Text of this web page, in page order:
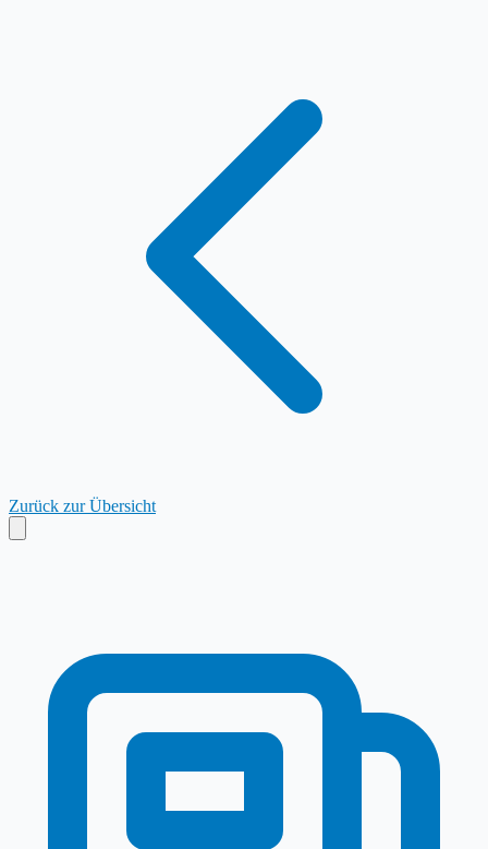
Zurück zur Übersicht